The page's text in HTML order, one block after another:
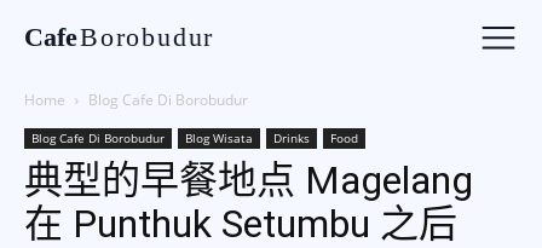
CafeBorobudur
Home Blog Cafe Di Borobudur
Blog Cafe Di Borobudur Blog Wisata Drinks Food
典型的早餐地点 Magelang
在 Punthuk Setumbu 之后